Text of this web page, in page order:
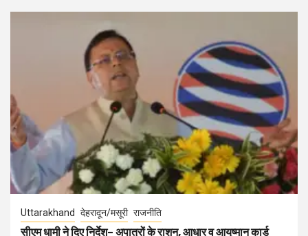
Uttarakhand देहरादून/मसूरी राजनीति
सीएम धामी ने दिए निर्देश– अपात्रों के राशन, आधार व आयुष्मान कार्ड